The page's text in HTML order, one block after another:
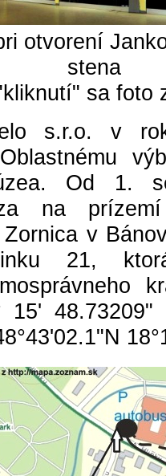
otvorení
stena
sa foto
s.r.o. v
Od 1.
na
v
21,
15' 48.73209"